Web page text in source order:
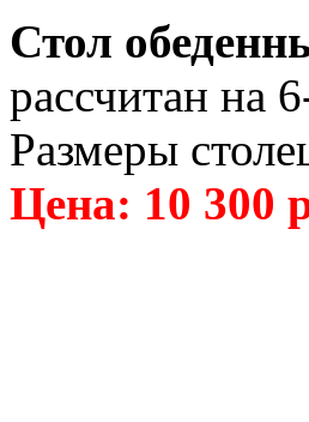
Стол
рассчитан на
Размеры
Цена: 10 300